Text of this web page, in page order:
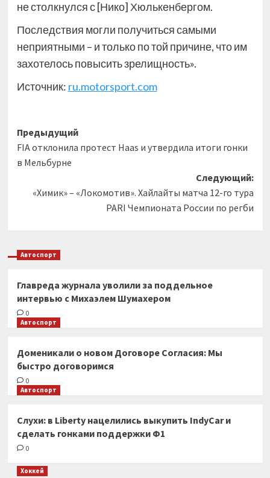
не столкнулся с [Нико] Хюлькенбергом.
Последствия могли получиться самыми
неприятными – и только по той причине, что им
захотелось повысить зрелищность».
Источник: ru.motorsport.com
Навигация
записи
Предыдущий
FIA отклонила протест Haas и утвердила итоги гонки
в Мельбурне
Следующий:
«Химик» – «Локомотив». Хайлайты матча 12-го тура
PARI Чемпионата России по регби
Автоспорт
Главреда журнала уволили за поддельное
интервью с Михаэлем Шумахером
0
Автоспорт
Доменикали о новом Договоре Согласия: Мы
быстро договоримся
0
Автоспорт
Слухи: в Liberty нацелились выкупить IndyCar и
сделать гонками поддержки Ф1
0
Хоккей